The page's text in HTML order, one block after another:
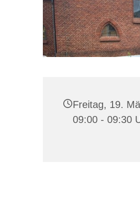
Freitag, 19.
09:00 - 09:30